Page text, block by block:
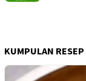
KUMPULAN RESEP